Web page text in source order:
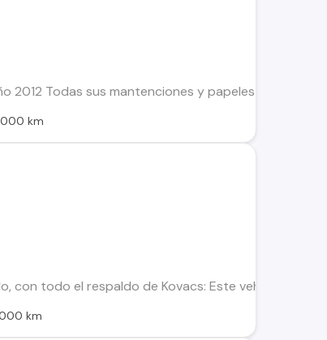
2012 Todas sus mantenciones y papeles al día. Más
km
con todo el respaldo de Kovacs: Este vehículo
km